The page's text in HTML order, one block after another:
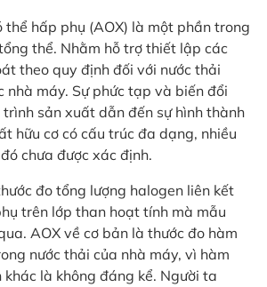
thể hấp phụ (AOX) là một phần trong
thể. Nhằm hỗ trợ thiết lập các
theo quy định đối với nước thải
nhà máy. Sự phức tạp và biến đổi
sản xuất dẫn đến sự hình thành
hữu cơ có cấu trúc đa dạng, nhiều
chưa được xác định.
đo tổng lượng halogen liên kết
trên lớp than hoạt tính mà mẫu
AOX về cơ bản là thước đo hàm
nước thải của nhà máy, vì hàm
khác là không đáng kể. Người ta